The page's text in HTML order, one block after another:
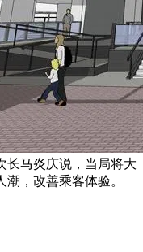
长马炎庆说，当局将大
，改善乘客体验。